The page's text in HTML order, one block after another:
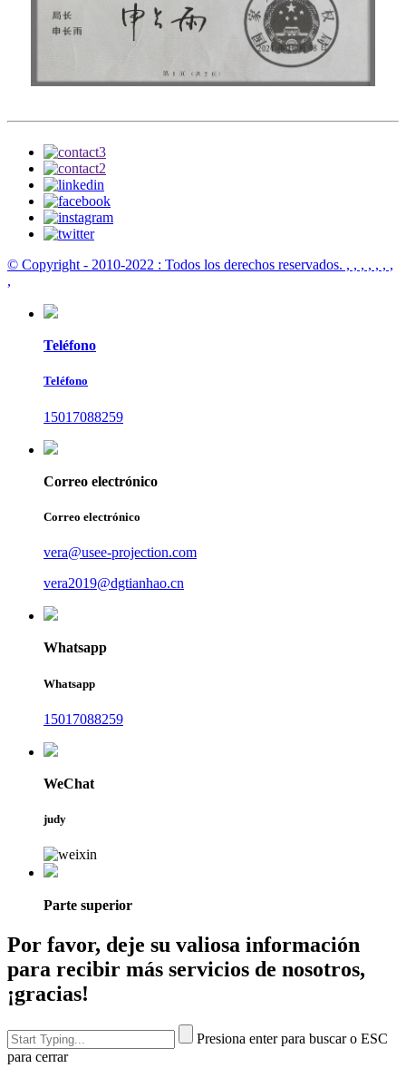
© Copyright - 2010-2022 : Todos los derechos reservados. , , , , , , ,
,
Teléfono
Teléfono
15017088259
Correo electrónico
Correo electrónico
vera@usee-projection.com
vera2019@dgtianhao.cn
Whatsapp
Whatsapp
15017088259
WeChat
judy
Parte superior
Por favor, deje su valiosa información
para recibir más servicios de nosotros,
¡gracias!
Presiona enter para buscar o ESC
para cerrar